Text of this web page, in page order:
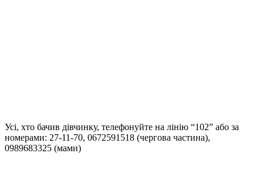
Усі, хто бачив дівчинку, телефонуйте на лінію “102” або за
номерами: 27-11-70, 0672591518 (чергова частина),
0989683325 (мами)